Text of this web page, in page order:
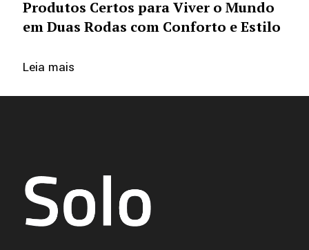
Produtos Certos para Viver o Mundo
em Duas Rodas com Conforto e Estilo
Leia mais